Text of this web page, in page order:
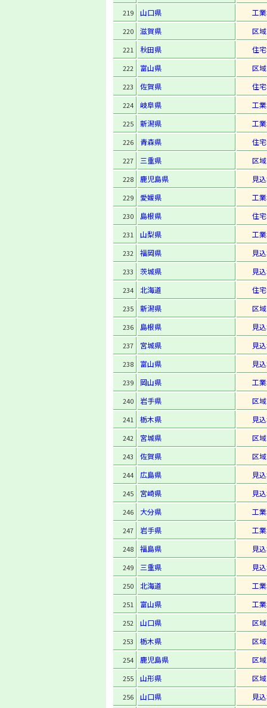
219 山口県 工
220 滋賀県 区
221 秋田県 住
222 富山県 区
223 佐賀県 住
224 岐阜県 工
225 新潟県 工
226 青森県 住
227 三重県 区
228 鹿児島県 見
229 愛媛県 工
230 島根県 住
231 山梨県 工
232 福岡県 見
233 茨城県 見
234 北海道 住
235 新潟県 区
236 島根県 見
237 宮城県 見
238 富山県 見
239 岡山県 工
240 岩手県 区
241 栃木県 見
242 宮城県 区
243 佐賀県 区
244 広島県 見
245 宮崎県 見
246 大分県 工
247 岩手県 工
248 福島県 見
249 三重県 見
250 北海道 工
251 富山県 工
252 山口県 区
253 栃木県 区
254 鹿児島県 区
255 山形県 区
256 山口県 見